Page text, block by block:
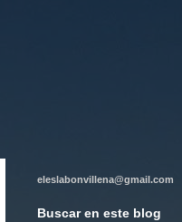
eleslabonvillena@gmail.com
Buscar en este blog